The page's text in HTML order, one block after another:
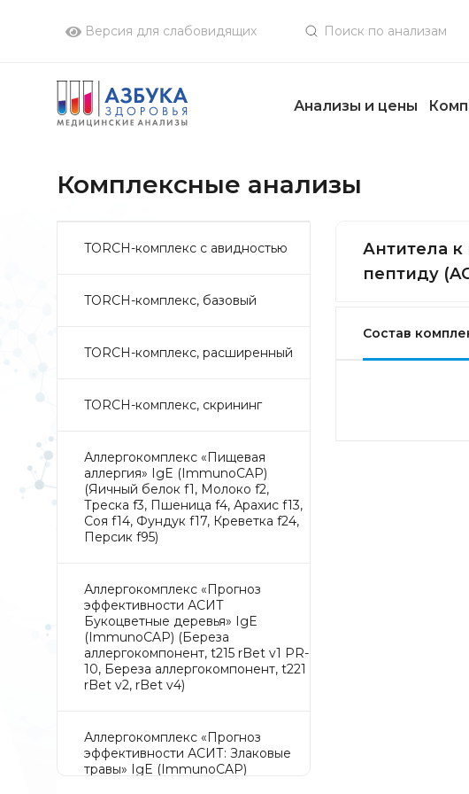
Версия для слабовидящих
Анализы и цены
Комплексные анализы
TORCH-комплекс с авидностью
TORCH-комплекс, базовый
TORCH-комплекс, расширенный
TORCH-комплекс, скрининг
Аллергокомплекс «Пищевая
аллергия» IgE (ImmunoCAP)
(Яичный белок f1, Молоко f2,
Треска f3, Пшеница f4, Арахис f13,
Соя f14, Фундук f17, Креветка f24,
Персик f95)
Аллергокомплекс «Прогноз
эффективности АСИТ
Букоцветные деревья» IgE
(ImmunoCAP) (Береза
аллергокомпонент, t215 rBet v1 PR-
10, Береза аллергокомпонент, t221
rBet v2, rBet v4)
Аллергокомплекс «Прогноз
эффективности АСИТ: Злаковые
травы» IgE (ImmunoCAP)
Антитела
пептиду
Состав